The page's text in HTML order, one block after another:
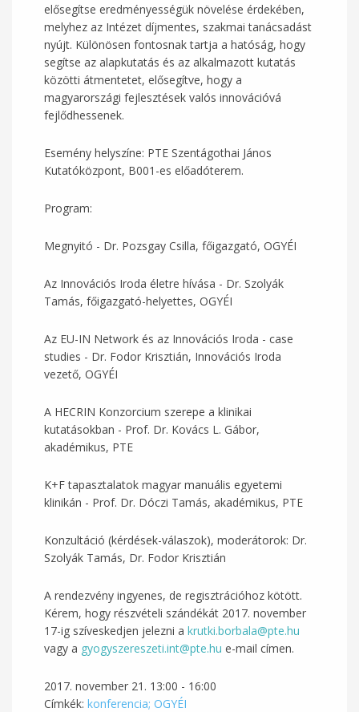
elősegítse eredményességük növelése érdekében,
melyhez az Intézet díjmentes, szakmai tanácsadást
nyújt. Különösen fontosnak tartja a hatóság, hogy
segítse az alapkutatás és az alkalmazott kutatás
közötti átmentetet, elősegítve, hogy a
magyarországi fejlesztések valós innovációvá
fejlődhessenek.
Esemény helyszíne: PTE Szentágothai János
Kutatóközpont, B001-es előadóterem.
Program:
Megnyitó - Dr. Pozsgay Csilla, főigazgató, OGYÉI
Az Innovációs Iroda életre hívása - Dr. Szolyák
Tamás, főigazgató-helyettes, OGYÉI
Az EU-IN Network és az Innovációs Iroda - case
studies - Dr. Fodor Krisztián, Innovációs Iroda
vezető, OGYÉI
A HECRIN Konzorcium szerepe a klinikai
kutatásokban - Prof. Dr. Kovács L. Gábor,
akadémikus, PTE
K+F tapasztalatok magyar manuális egyetemi
klinikán - Prof. Dr. Dóczi Tamás, akadémikus, PTE
Konzultáció (kérdések-válaszok), moderátorok: Dr.
Szolyák Tamás, Dr. Fodor Krisztián
A rendezvény ingyenes, de regisztrációhoz kötött.
Kérem, hogy részvételi szándékát 2017. november
17-ig szíveskedjen jelezni a krutki.borbala@pte.hu
vagy a gyogyszereszeti.int@pte.hu e-mail címen.
2017. november 21. 13:00 - 16:00
Címkék: konferencia; OGYÉI